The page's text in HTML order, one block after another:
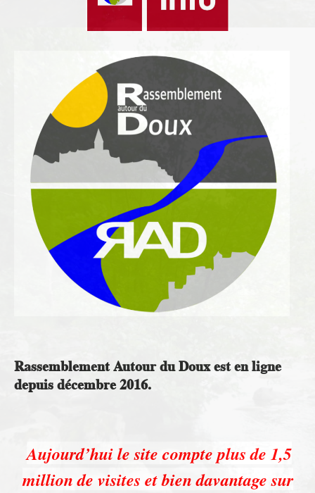
Rassemblement Autour du Doux est en ligne
depuis décembre 2016.
Aujourd’hui le site compte plus de 1,5
million de visites et bien davantage sur